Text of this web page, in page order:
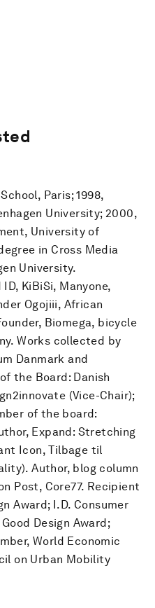
Paris; 1998,
University; 2000,
University of
in Cross Media
University.
KiBiSi, Manyone,
Ogojiii, African
Biomega, bicycle
Works collected by
Danmark and
the Board: Danish
(Vice-Chair);
of the board:
Expand: Stretching
Icon, Tilbage til
Author, blog column
Post, Core77. Recipient
Award; I.D. Consumer
Design Award;
World Economic
on Urban Mobility